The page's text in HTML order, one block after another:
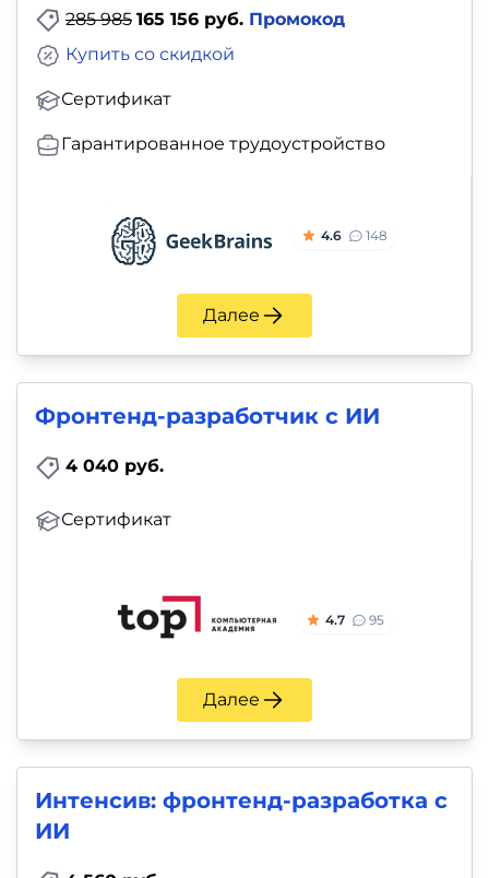
285 985 165 156 руб. Промокод
Сертификат
Купить со скидкой
Гарантированное трудоустройство
4.6 148
Далее
Фронтенд-разработчик с ИИ
4 040 руб.
Сертификат
4.7 95
Далее
Интенсив: фронтенд-разработка с
ИИ